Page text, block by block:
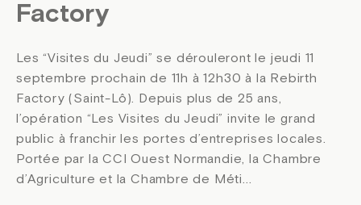
Factory
Les “Visites du Jeudi” se dérouleront le jeudi 11
septembre prochain de 11h à 12h30 à la Rebirth
Factory (Saint-Lô). Depuis plus de 25 ans,
l’opération “Les Visites du Jeudi” invite le grand
public à franchir les portes d’entreprises locales.
Portée par la CCI Ouest Normandie, la Chambre
d’Agriculture et la Chambre de Méti...